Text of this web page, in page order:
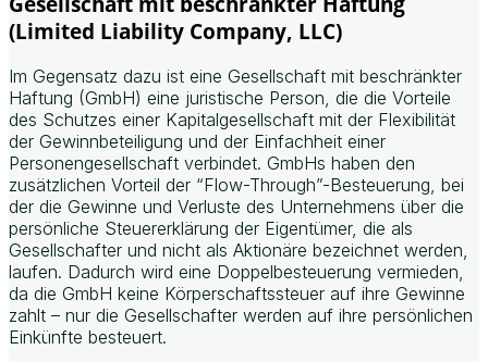
(Limited Liability Company, LLC)
Im Gegensatz dazu ist eine Gesellschaft mit beschränkter
Haftung (GmbH) eine juristische Person, die die Vorteile
des Schutzes einer Kapitalgesellschaft mit der Flexibilität
der Gewinnbeteiligung und der Einfachheit einer
Personengesellschaft verbindet. GmbHs haben den
zusätzlichen Vorteil der “Flow-Through”-Besteuerung, bei
der die Gewinne und Verluste des Unternehmens über die
persönliche Steuererklärung der Eigentümer, die als
Gesellschafter und nicht als Aktionäre bezeichnet werden,
laufen. Dadurch wird eine Doppelbesteuerung vermieden,
da die GmbH keine Körperschaftssteuer auf ihre Gewinne
zahlt – nur die Gesellschafter werden auf ihre persönlichen
Einkünfte besteuert.